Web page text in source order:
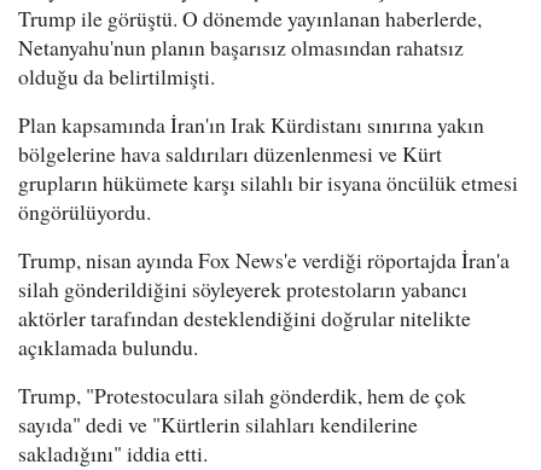
Trump ile görüştü. O dönemde yayınlanan haberlerde,
Netanyahu'nun planın başarısız olmasından rahatsız
olduğu da belirtilmişti.
Plan kapsamında İran'ın Irak Kürdistanı sınırına yakın
bölgelerine hava saldırıları düzenlenmesi ve Kürt
grupların hükümete karşı silahlı bir isyana öncülük etmesi
öngörülüyordu.
Trump, nisan ayında Fox News'e verdiği röportajda İran'a
silah gönderildiğini söyleyerek protestoların yabancı
aktörler tarafından desteklendiğini doğrular nitelikte
açıklamada bulundu.
Trump, "Protestoculara silah gönderdik, hem de çok
sayıda" dedi ve "Kürtlerin silahları kendilerine
sakladığını" iddia etti.